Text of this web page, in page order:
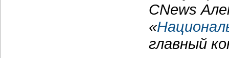
CNews
«
главный